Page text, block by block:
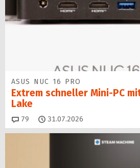
ASUS NUC 16 PRO
Extrem schneller Mini-PC
Lake
79 Kommentare
31.07.2026